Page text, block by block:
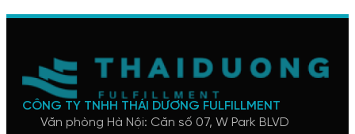
CÔNG TY TNHH THÁI DƯƠNG FULFILLMENT
Văn phòng Hà Nội: Căn số 07, W Park BLVD